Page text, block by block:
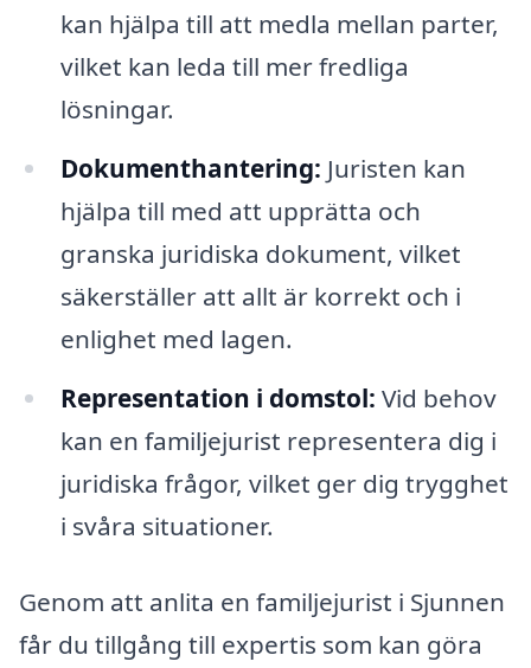
kan hjälpa till att medla mellan parter,
vilket kan leda till mer fredliga
lösningar.
Dokumenthantering: Juristen kan
hjälpa till med att upprätta och
granska juridiska dokument, vilket
säkerställer att allt är korrekt och i
enlighet med lagen.
Representation i domstol: Vid behov
kan en familjejurist representera dig i
juridiska frågor, vilket ger dig trygghet
i svåra situationer.
Genom att anlita en familjejurist i Sjunnen
får du tillgång till expertis som kan göra